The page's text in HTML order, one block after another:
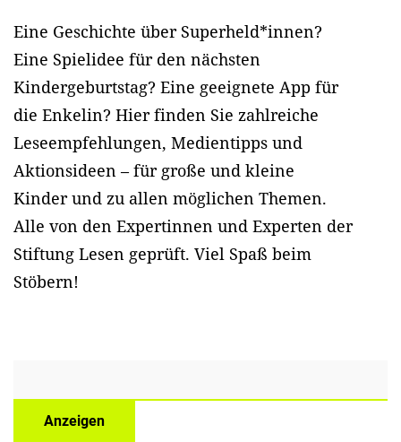
Eine Geschichte über Superheld*innen?
Eine Spielidee für den nächsten
Kindergeburtstag? Eine geeignete App für
die Enkelin? Hier finden Sie zahlreiche
Leseempfehlungen, Medientipps und
Aktionsideen – für große und kleine
Kinder und zu allen möglichen Themen.
Alle von den Expertinnen und Experten der
Stiftung Lesen geprüft. Viel Spaß beim
Stöbern!
Anzeigen